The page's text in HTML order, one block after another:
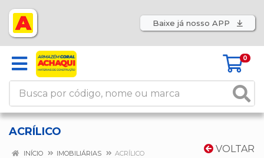
Baixe já nosso APP
0
ACRÍLICO
VOLTAR
INÍCIO IMOBILIÁRIAS ACRÍLICO